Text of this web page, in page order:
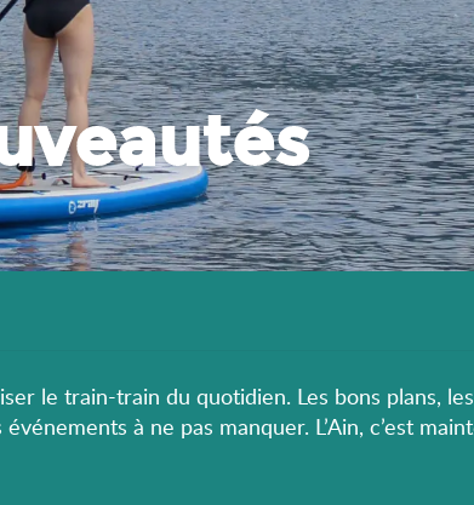
le train-train du quotidien. Les bons plans,
à ne pas manquer. L’Ain, c’est